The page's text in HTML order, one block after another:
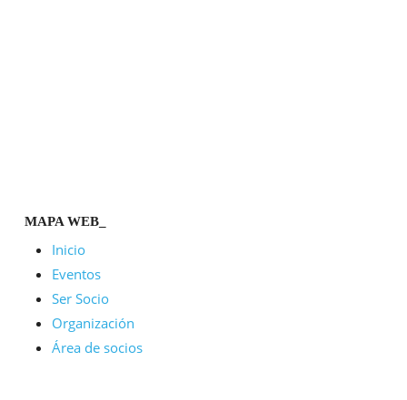
MAPA WEB_
Inicio
Eventos
Ser Socio
Organización
Área de socios